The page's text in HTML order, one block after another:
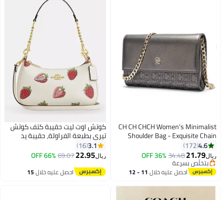
5
CH CH CHCH Women's Minimalist
Shoulder Bag - Exquisite Chain
Design for Shopping & Gatherings
4.6
172
ريال21.79
34.48
36% OFF
بتخلّص بسرعة
بتخلّص بسرعةاحصل عليه خلال 11 - 12
كوتش اوت ليت حقيبة كتف كوتش
تيري بطبعة الفراولة، حقيبة يد
نسائية، حقيبة هوبو نسائية، حقيبة
توت نسائية، حقيبة سفر نسائية.
3.1
16
ريال22.95
69.07
66% OFF
احصل عليه خلال15